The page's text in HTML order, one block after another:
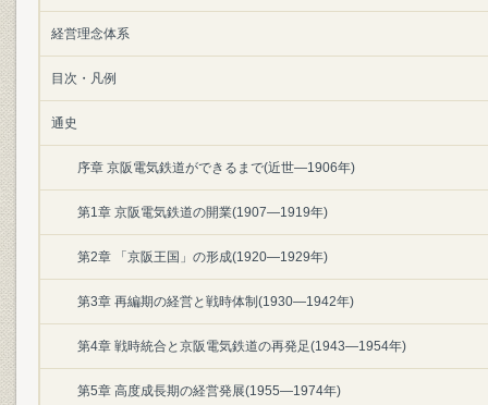
経営理念体系
目次・凡例
通史
序章 京阪電気鉄道ができるまで(近世―1906年)
第1章 京阪電気鉄道の開業(1907―1919年)
第2章 「京阪王国」の形成(1920―1929年)
第3章 再編期の経営と戦時体制(1930―1942年)
第4章 戦時統合と京阪電気鉄道の再発足(1943―1954年)
第5章 高度成長期の経営発展(1955―1974年)